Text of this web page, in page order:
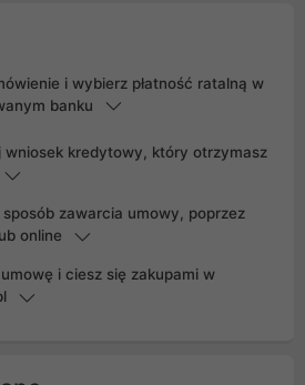
i wybierz płatność ratalną w
banku
wniosek kredytowy, który otrzymasz
zawarcia umowy, poprzez
online
i ciesz się zakupami w